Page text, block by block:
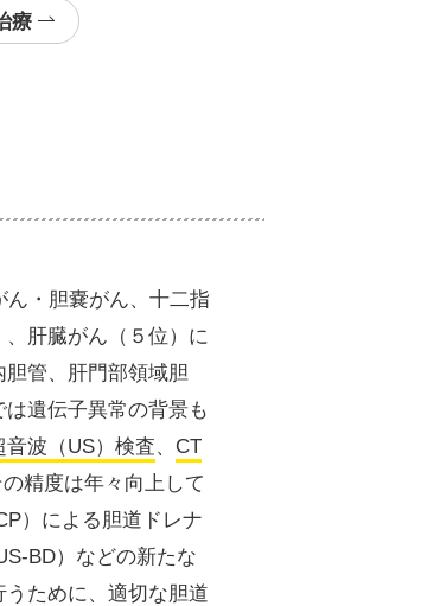
療
ん・胆嚢がん、十二指
肝臓がん（５位）に
管、肝門部領域胆
遺伝子異常の背景も
音波（US）検査、 CT
精度は年々向上して
）による胆道ドレナ
BD）などの新たな
ために、適切な胆道